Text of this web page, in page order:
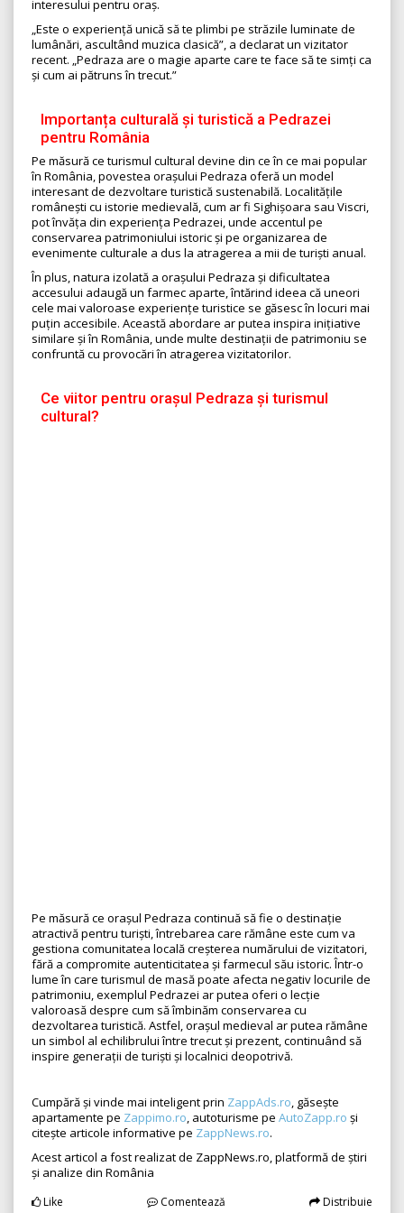
interesului pentru oraș.
„Este o experiență unică să te plimbi pe străzile luminate de
lumânări, ascultând muzica clasică”, a declarat un vizitator
recent. „Pedraza are o magie aparte care te face să te simți ca
și cum ai pătruns în trecut.”
Importanța culturală și turistică a Pedrazei
pentru România
Pe măsură ce turismul cultural devine din ce în ce mai popular
în România, povestea orașului Pedraza oferă un model
interesant de dezvoltare turistică sustenabilă. Localitățile
românești cu istorie medievală, cum ar fi Sighișoara sau Viscri,
pot învăța din experiența Pedrazei, unde accentul pe
conservarea patrimoniului istoric și pe organizarea de
evenimente culturale a dus la atragerea a mii de turiști anual.
În plus, natura izolată a orașului Pedraza și dificultatea
accesului adaugă un farmec aparte, întărind ideea că uneori
cele mai valoroase experiențe turistice se găsesc în locuri mai
puțin accesibile. Această abordare ar putea inspira inițiative
similare și în România, unde multe destinații de patrimoniu se
confruntă cu provocări în atragerea vizitatorilor.
Ce viitor pentru orașul Pedraza și turismul
cultural?
Pe măsură ce orașul Pedraza continuă să fie o destinație
atractivă pentru turiști, întrebarea care rămâne este cum va
gestiona comunitatea locală creșterea numărului de vizitatori,
fără a compromite autenticitatea și farmecul său istoric. Într-o
lume în care turismul de masă poate afecta negativ locurile de
patrimoniu, exemplul Pedrazei ar putea oferi o lecție
valoroasă despre cum să îmbinăm conservarea cu
dezvoltarea turistică. Astfel, orașul medieval ar putea rămâne
un simbol al echilibrului între trecut și prezent, continuând să
inspire generații de turiști și localnici deopotrivă.
Cumpără și vinde mai inteligent prin ZappAds.ro, găsește
apartamente pe Zappimo.ro, autoturisme pe AutoZapp.ro și
citește articole informative pe ZappNews.ro.
Acest articol a fost realizat de ZappNews.ro, platformă de știri
și analize din România
Like Comentează Distribuie